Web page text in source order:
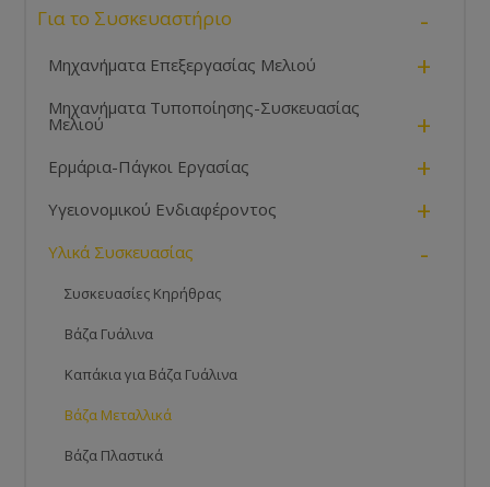
Για το Συσκευαστήριο -
Μηχανήματα Επεξεργασίας Μελιού +
Μηχανήματα Τυποποίησης-Συσκευασίας
Μελιού +
Ερμάρια-Πάγκοι Εργασίας +
Υγειονομικού Ενδιαφέροντος +
Υλικά Συσκευασίας -
Συσκευασίες Κηρήθρας
Βάζα Γυάλινα
Καπάκια για Βάζα Γυάλινα
Βάζα Μεταλλικά
Βάζα Πλαστικά